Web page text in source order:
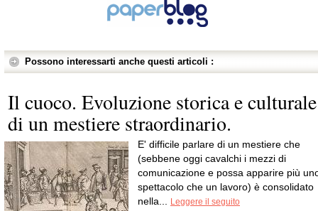
Possono interessarti anche questi articoli :
Il cuoco. Evoluzione storica e culturale
di un mestiere straordinario.
E' difficile parlare di un mestiere che
(sebbene oggi cavalchi i mezzi di
comunicazione e possa apparire più
spettacolo che un lavoro) è consolidato
nella...
Leggere il seguito